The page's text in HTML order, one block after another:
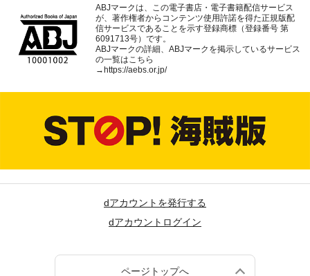
ABJマークは、この電子書店・電子書籍配信サービス
が、著作権者からコンテンツ使用許諾を得た正規版配
信サービスであることを示す登録商標（登録番号 第
6091713号）です。
ABJマークの詳細、ABJマークを掲示しているサービス
の一覧はこちら
→ https://aebs.or.jp/
dアカウントを発行する
dアカウントログイン
ページトップへ